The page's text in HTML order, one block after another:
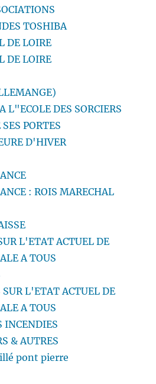
TOSHIBA
DE LOIRE
DE LOIRE
L"ECOLE DES SORCIERS
PORTES
D'HIVER
: ROIS MARECHAL
L'ETAT ACTUEL DE
A TOUS
L'ETAT ACTUEL DE
A TOUS
INCENDIES
& AUTRES
pont pierre